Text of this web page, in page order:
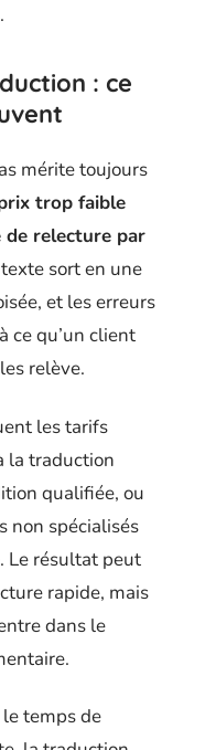
: ce
mérite toujours
trop faible
de relecture par
sort en une
et les erreurs
ce qu’un client
relève.
les tarifs
la traduction
qualifiée, ou
non spécialisés
Le résultat peut
rapide, mais
dans le
temps de